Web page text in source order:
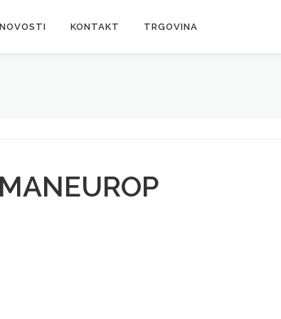
NOVOSTI KONTAKT TRGOVINA